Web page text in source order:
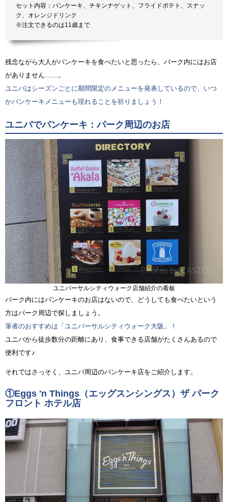
セット内容：パンケーキ、チキンナゲット、フライドポテト、スナッ
ク、オレンジドリンク
※注文できるのは11歳まで
残念ながら大人がパンケーキを食べたいと思ったら、パーク内にはお店
がありません……。
ユニバはシーズンごとに期間限定のメニューを発表しているので、いつ
かパンケーキメニューも現れることを祈りましょう！
ユニバでパンケーキ：パーク周辺のお店
ユニバーサルシティウォーク店舗紹介の看板
パーク内にはパンケーキのお店はないので、どうしても食べたいという
方はパーク周辺で探しましょう。
筆者のおすすめは「ユニバーサルシティウォーク大阪」！
ユニバから徒歩数分の距離にあり、食事できる店舗がたくさんあるので
便利です♪
それではさっそく、ユニバ周辺のパンケーキ店をご紹介します。
①Eggs 'n Things（エッグスンシングス）ザ パーク
フロント ホテル店